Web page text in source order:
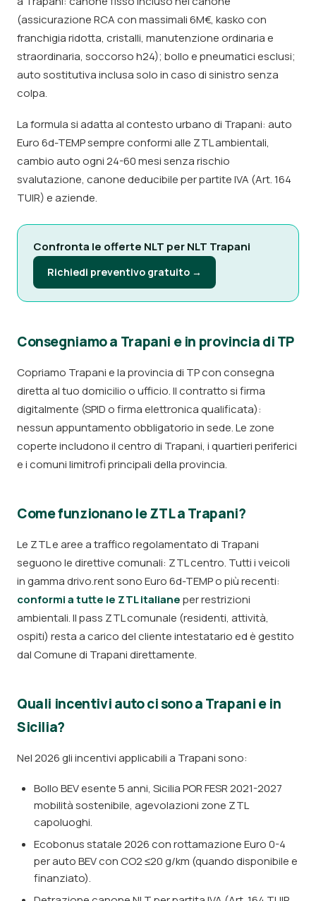
(assicurazione RCA con massimali 6M€, kasko con
franchigia ridotta, cristalli, manutenzione ordinaria e
straordinaria, soccorso h24); bollo e pneumatici esclusi;
auto sostitutiva inclusa solo in caso di sinistro senza
colpa.
La formula si adatta al contesto urbano di Trapani: auto
Euro 6d-TEMP sempre conformi alle ZTL ambientali,
cambio auto ogni 24-60 mesi senza rischio
svalutazione, canone deducibile per partite IVA (Art. 164
TUIR) e aziende.
Confronta le offerte NLT per NLT Trapani
Richiedi preventivo gratuito →
Consegniamo a Trapani e in provincia di TP
Copriamo Trapani e la provincia di TP con consegna
diretta al tuo domicilio o ufficio. Il contratto si firma
digitalmente (SPID o firma elettronica qualificata):
nessun appuntamento obbligatorio in sede. Le zone
coperte includono il centro di Trapani, i quartieri periferici
e i comuni limitrofi principali della provincia.
Come funzionano le ZTL a Trapani?
Le ZTL e aree a traffico regolamentato di Trapani
seguono le direttive comunali: ZTL centro. Tutti i veicoli
in gamma drivo.rent sono Euro 6d-TEMP o più recenti:
conformi a tutte le ZTL italianeper restrizioni
ambientali. Il pass ZTL comunale (residenti, attività,
ospiti) resta a carico del cliente intestatario ed è gestito
dal Comune di Trapani direttamente.
Quali incentivi auto ci sono a Trapani e in
Sicilia?
Nel 2026 gli incentivi applicabili a Trapani sono:
Bollo BEV esente 5 anni, Sicilia POR FESR 2021-2027
mobilità sostenibile, agevolazioni zone ZTL
capoluoghi.
Ecobonus statale 2026 con rottamazione Euro 0-4
per auto BEV con CO2 ≤20 g/km (quando disponibile e
finanziato).